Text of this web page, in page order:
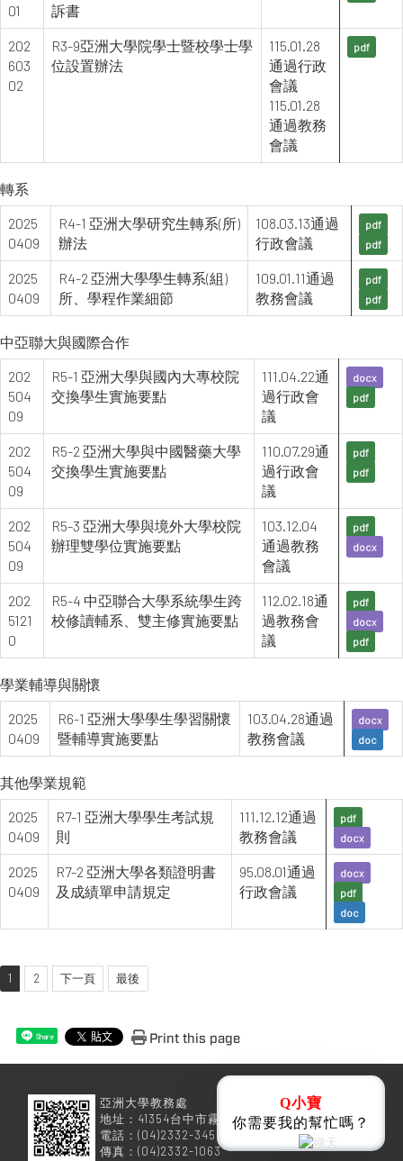
01
訴書
202
603
02
R3-9亞洲大學院學士暨校學士學
位設置辦法
115.01.28
通過行政
會議
115.01.28
通過教務
會議
pdf
轉系
2025
0409
R4-1 亞洲大學研究生轉系(所)
辦法
108.03.13通過
行政會議
pdf
pdf
2025
0409
R4-2 亞洲大學學生轉系(組)
所、學程作業細節
109.01.11通過
教務會議
pdf
pdf
中亞聯大與國際合作
202
504
09
R5-1 亞洲大學與國內大專校院
交換學生實施要點
111.04.22通
過行政會
議
docx
pdf
202
504
09
R5-2 亞洲大學與中國醫藥大學
交換學生實施要點
110.07.29通
過行政會
議
pdf
pdf
202
504
09
R5-3 亞洲大學與境外大學校院
辦理雙學位實施要點
103.12.04
通過教務
會議
pdf
docx
202
5121
0
R5-4 中亞聯合大學系統學生跨
校修讀輔系、雙主修實施要點
112.02.18通
過教務會
議
pdf
docx
pdf
學業輔導與關懷
2025
0409
R6-1 亞洲大學學生學習關懷
暨輔導實施要點
103.04.28通過
教務會議
docx
doc
其他學業規範
2025
0409
R7-1 亞洲大學學生考試規
則
111.12.12通過
教務會議
pdf
docx
2025
0409
R7-2 亞洲大學各類證明書
及成績單申請規定
95.08.01通過
行政會議
docx
pdf
doc
1 2 下一頁 最後
Share Print this page
亞洲大學教務處
地址：41354台中市霧峰區柳豐路500號
電話：(04)2332-3456
傳真：(04)2332-1063
Q小寶
你需要我的幫忙嗎？